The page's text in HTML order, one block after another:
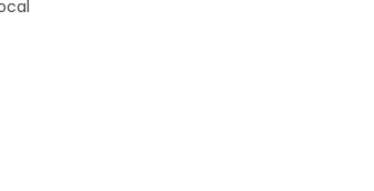
extra).